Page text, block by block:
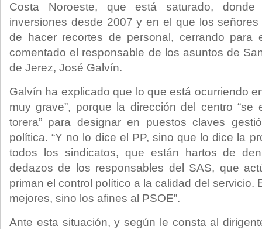
Costa Noroeste, que está saturado, donde
inversiones desde 2007 y en el que los
de hacer recortes de personal, cerrando para
comentado el responsable de los asuntos de
de Jerez, José Galvín.
Galvín ha explicado que lo que está ocurriendo
muy grave”, porque la dirección del centro
torera” para designar en puestos claves
política. “Y no lo dice el PP, sino que lo dice la
todos los sindicatos, que están hartos de
dedazos de los responsables del SAS, que
priman el control político a la calidad del servicio.
mejores, sino los afines al PSOE”.
Ante esta situación, y según le consta al